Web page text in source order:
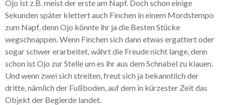
Ojo ist z.B. meist der erste am Napf. Doch schon einige
Sekunden später klettert auch Finchen in einem Mordstempo
zum Napf, denn Ojo könnte ihr ja die Besten Stücke
wegschnappen. Wenn Finchen sich dann etwas ergattert oder
sogar schwer erarbeitet, währt die Freude nicht lange, denn
schon ist Ojo zur Stelle um es ihr aus dem Schnabel zu klauen.
Und wenn zwei sich streiten, freut sich ja bekanntlich der
dritte, nämlich der Fußboden, auf dem in kürzester Zeit das
Objekt der Begierde landet.